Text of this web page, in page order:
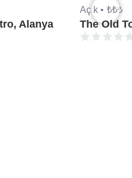
Alanya
Açık • ₺₺₺
The Old